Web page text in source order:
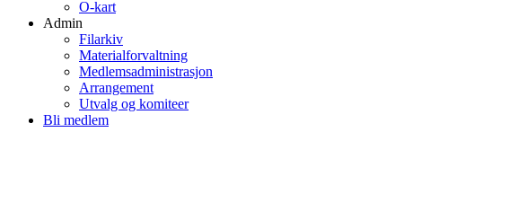
O-kart
Admin
Filarkiv
Materialforvaltning
Medlemsadministrasjon
Arrangement
Utvalg og komiteer
Bli medlem